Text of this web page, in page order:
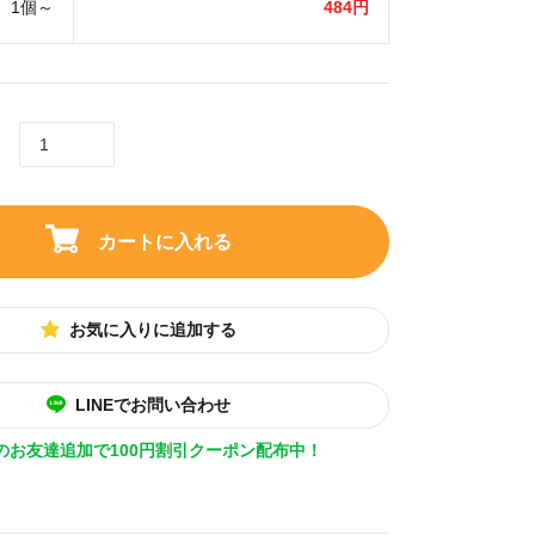
1個～ 484円
カートに入れる
お気に入りに追加する
LINEでお問い合わせ
お友達追加で100円割引クーポン配布中！